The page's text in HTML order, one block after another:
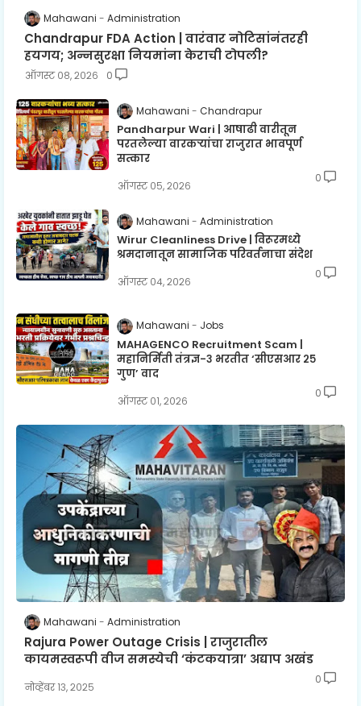
Mahawani Administration
Chandrapur FDA Action | वारंवार नोटिसांनंतरही
हयगय; अन्नसुरक्षा नियमांना केराची टोपली?
ऑगस्ट ०८, २०२६ 0
Mahawani Chandrapur
Pandharpur Wari | आषाढी वारीतून
परतलेल्या वारकऱ्यांचा राजुरात भावपूर्ण
सत्कार
ऑगस्ट ०५, २०२६
0
Mahawani Administration
Wirur Cleanliness Drive | विरूरमध्ये
श्रमदानातून सामाजिक परिवर्तनाचा संदेश
ऑगस्ट ०४, २०२६
0
Mahawani Jobs
MAHAGENCO Recruitment Scam |
महानिर्मिती तंत्रज्ञ-३ भरतीत ‘सीएसआर २५
गुण’ वाद
ऑगस्ट ०१, २०२६
0
Mahawani Administration
Rajura Power Outage Crisis | राजुरातील
कायमस्वरूपी वीज समस्येची ‘कंटकयात्रा’ अद्याप अखंड
नोव्हेंबर १३, २०२५
0